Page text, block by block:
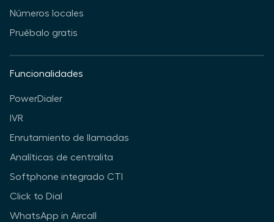
Números locales
Pruébalo gratis
Funcionalidades
PowerDialer
IVR
Enrutamiento de llamadas
Analíticas de centralita
Softphone integrado CTI
Click to Dial
WhatsApp in Aircall